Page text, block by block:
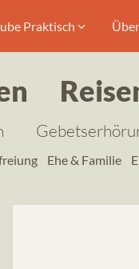
Praktisch
Ehe & Familie